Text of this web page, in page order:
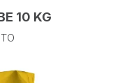
10 KG